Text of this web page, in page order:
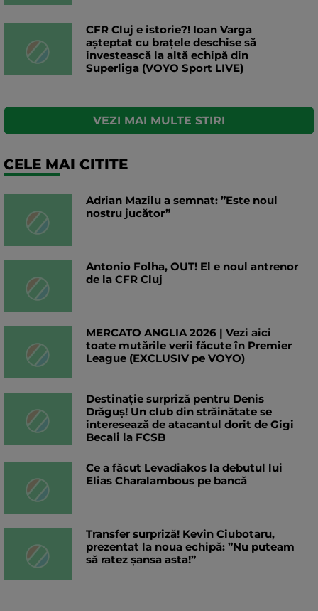
CFR Cluj e istorie?! Ioan Varga
așteptat cu brațele deschise să
investească la altă echipă din
Superliga (VOYO Sport LIVE)
VEZI MAI MULTE STIRI
CELE MAI CITITE
Adrian Mazilu a semnat: ”Este noul
nostru jucător”
Antonio Folha, OUT! El e noul antrenor
de la CFR Cluj
MERCATO ANGLIA 2026 | Vezi aici
toate mutările verii făcute în Premier
League (EXCLUSIV pe VOYO)
Destinație surpriză pentru Denis
Drăguș! Un club din străinătate se
interesează de atacantul dorit de Gigi
Becali la FCSB
Ce a făcut Levadiakos la debutul lui
Elias Charalambous pe bancă
Transfer surpriză! Kevin Ciubotaru,
prezentat la noua echipă: ”Nu puteam
să ratez șansa asta!”